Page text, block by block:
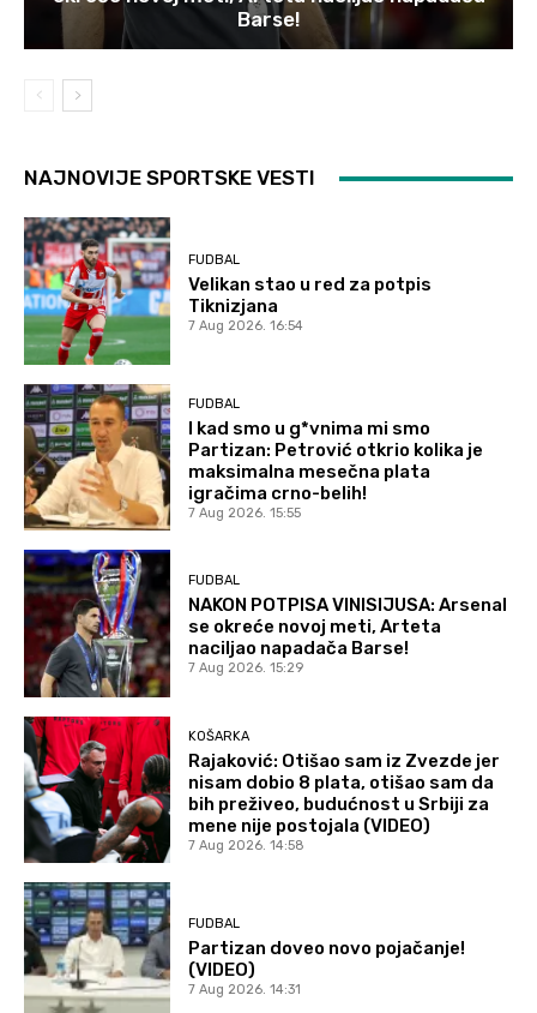
Barse!
NAJNOVIJE SPORTSKE VESTI
FUDBAL
Velikan stao u red za potpis
Tiknizjana
7 Aug 2026. 16:54
FUDBAL
I kad smo u g*vnima mi smo
Partizan: Petrović otkrio kolika je
maksimalna mesečna plata
igračima crno-belih!
7 Aug 2026. 15:55
FUDBAL
NAKON POTPISA VINISIJUSA: Arsenal
se okreće novoj meti, Arteta
naciljao napadača Barse!
7 Aug 2026. 15:29
KOŠARKA
Rajaković: Otišao sam iz Zvezde jer
nisam dobio 8 plata, otišao sam da
bih preživeo, budućnost u Srbiji za
mene nije postojala (VIDEO)
7 Aug 2026. 14:58
FUDBAL
Partizan doveo novo pojačanje!
(VIDEO)
7 Aug 2026. 14:31